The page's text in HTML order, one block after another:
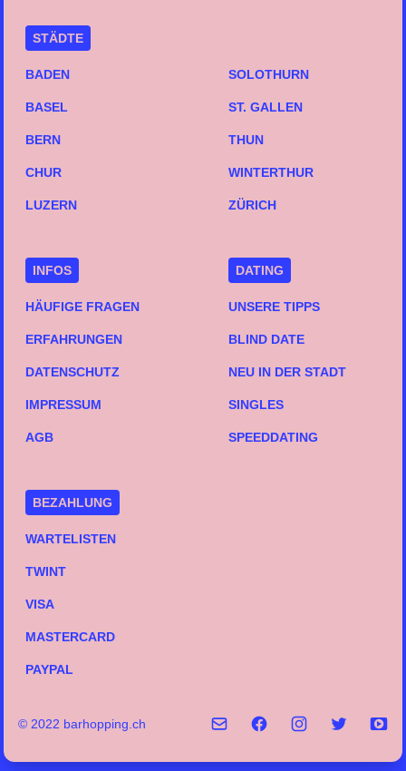
STÄDTE
BADEN
BASEL
BERN
CHUR
LUZERN
SOLOTHURN
ST. GALLEN
THUN
WINTERTHUR
ZÜRICH
INFOS
HÄUFIGE FRAGEN
ERFAHRUNGEN
DATENSCHUTZ
IMPRESSUM
AGB
DATING
UNSERE TIPPS
BLIND DATE
NEU IN DER STADT
SINGLES
SPEEDDATING
BEZAHLUNG
WARTELISTEN
TWINT
VISA
MASTERCARD
PAYPAL
© 2022 barhopping.ch